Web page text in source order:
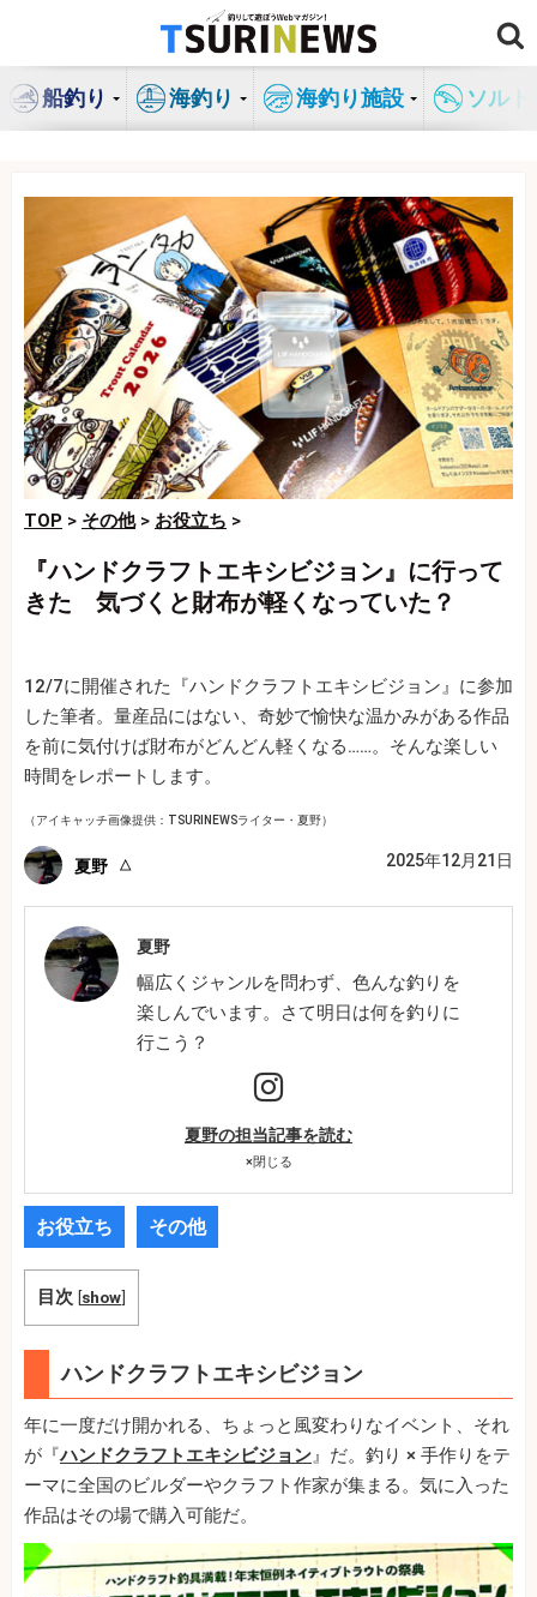
ン
船釣り 海釣り 海釣り施設 ソル
TOP > その他> お役立ち >
『ハンドクラフトエキシビジョン』に行って
きた 気づくと財布が軽くなっていた？
12/7に開催された『ハンドクラフトエキシビジョン』に参加
した筆者。量産品にはない、奇妙で愉快な温かみがある作品
を前に気付けば財布がどんどん軽くなる……。そんな楽しい
時間をレポートします。
（アイキャッチ画像提供：TSURINEWSライター・夏野）
夏野 2025年12月21日
夏野
幅広くジャンルを問わず、色んな釣りを
楽しんでいます。さて明日は何を釣りに
行こう？
夏野の担当記事を読む
×閉じる
お役立ち その他
目次 [show]
ハンドクラフトエキシビジョン
年に一度だけ開かれる、ちょっと風変わりなイベント、それ
が『ハンドクラフトエキシビジョン』だ。釣り × 手作りをテ
ーマに全国のビルダーやクラフト作家が集まる。気に入った
作品はその場で購入可能だ。